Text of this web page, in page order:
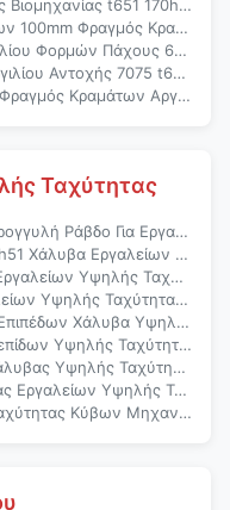
t651 170hb 7075 t6
Φραγμός Κραμάτων Αργιλίου
Πάχους 6061 150mm
Αντοχής 7075 t651 Υψηλό
Κραμάτων Αργιλίου t6
Ταχύτητας
Εργαλεία Υψηλής Ταχύτητας
Ταχύτητας Συγκόλλησης Μολυβδαίνιου
Φραγμών 65hrc Επίπεδος
t1 DIN 1,3343 skh51 Τετρ.Μέτρο AISI
Υψηλής Ταχύτητας DIN 1,3343
Τετρ.Μέτρα Χάλυβα Εργαλείων
Σκληραίνοντας Γύρω Από Το Φραγμό
Χάλυβα Τετρ.Μέτρου Ειδικός
DIN 1,3343 Κουρεύοντας